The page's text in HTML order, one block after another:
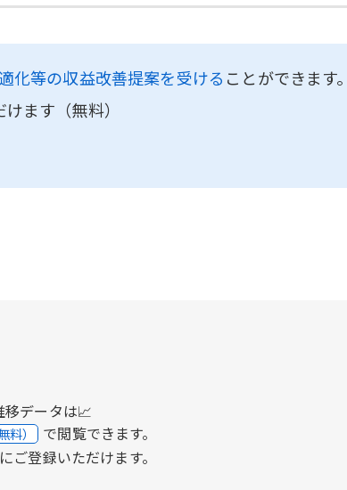
化等の収益改善提案を受ける ことができます。
ます（無料）
データは📈
料） で閲覧できます。
ご登録いただけます。